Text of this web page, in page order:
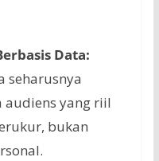
Data:
seharusnya
yang riil
bukan